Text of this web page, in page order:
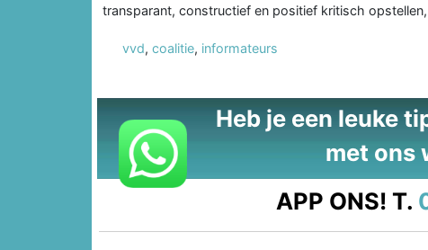
transparant, constructief en positief kritisch
vvd, coalitie, informateurs
Heb je een leuke
met ons
APP ONS! T.